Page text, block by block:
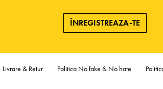
ÎNREGISTREAZA-TE
Livrare & Retur Politica No fake & No hate